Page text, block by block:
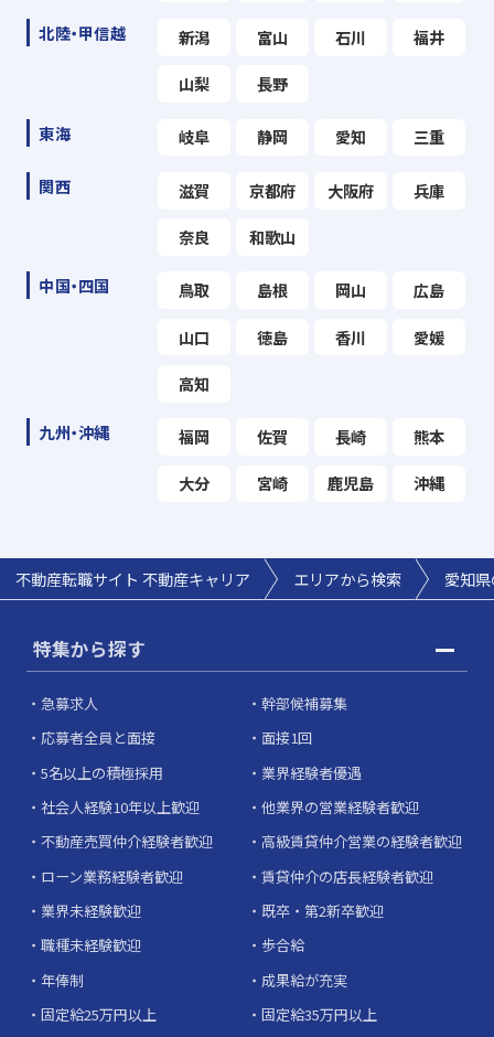
北陸・甲信越 新潟 富山 石川 福井
山梨 長野
東海 岐阜 静岡 愛知 三重
関西 滋賀 京都府 大阪府 兵庫
奈良 和歌山
中国・四国 鳥取 島根 岡山 広島
山口 徳島 香川 愛媛
高知
九州・沖縄 福岡 佐賀 長崎 熊本
大分 宮崎 鹿児島 沖縄
不動産転職サイト 不動産キャリア エリアから検索 愛知
特集から探す
急募求人
幹部候補募集
応募者全員と面接
面接1回
5名以上の積極採用
業界経験者優遇
社会人経験10年以上歓迎
他業界の営業経験者歓迎
不動産売買仲介経験者歓迎
高級賃貸仲介営業の経験者歓迎
ローン業務経験者歓迎
賃貸仲介の店長経験者歓迎
業界未経験歓迎
既卒・第2新卒歓迎
職種未経験歓迎
歩合給
年俸制
成果給が充実
固定給25万円以上
固定給35万円以上